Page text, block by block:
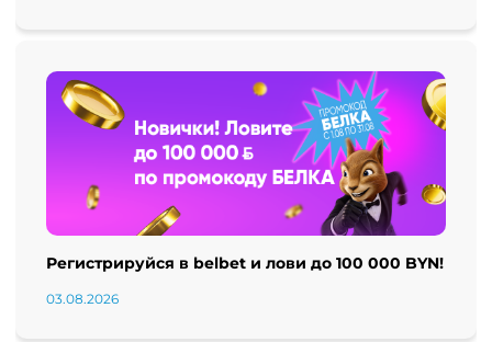
Регистрируйся в belbet и лови до 100 000 BYN!
03.08.2026